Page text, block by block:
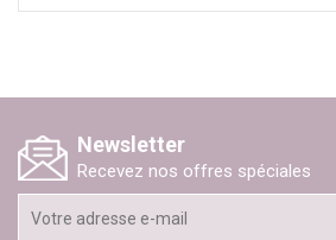
Newsletter
Recevez nos offres spéciales